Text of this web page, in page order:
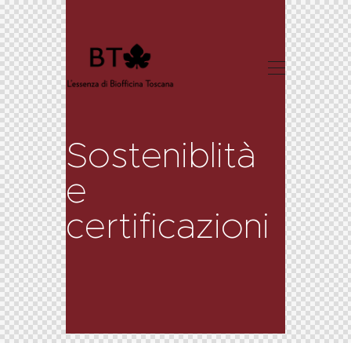
Sosteniblità
e
certificazioni